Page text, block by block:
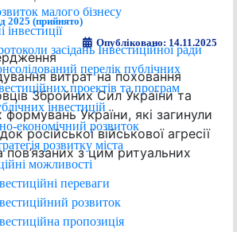
малого бізнесу
інвестиції
засідань Інвестиційної ради
перелік публічних
проектів та програм
інвестицій
економічний розвиток
розвитку міста
можливості
переваги
розвиток
пропозиція
2025 (прийнято)
Опубліковано: 14.11.2025
витрат на поховання
Збройних Сил України та
формувань України, які загинули
російської військової агресії
пов’язаних з цим ритуальних